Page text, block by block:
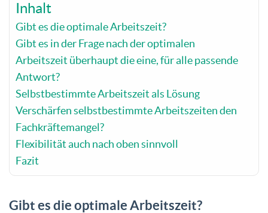
Inhalt
Gibt es die optimale Arbeitszeit?
Gibt es in der Frage nach der optimalen
Arbeitszeit überhaupt die eine, für alle passende
Antwort?
Selbstbestimmte Arbeitszeit als Lösung
Verschärfen selbstbestimmte Arbeitszeiten den
Fachkräftemangel?
Flexibilität auch nach oben sinnvoll
Fazit
Gibt es die optimale Arbeitszeit?